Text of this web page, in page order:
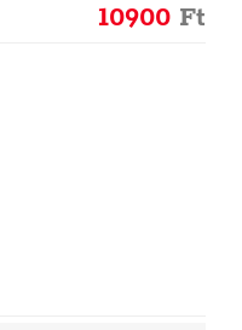
10900 Ft